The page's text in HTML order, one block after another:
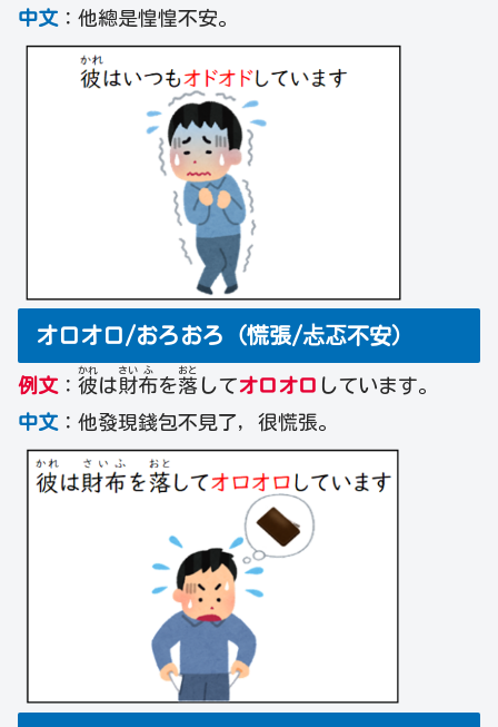
中文 ：他總是惶惶不安。
オロオロ/おろおろ（慌張/忐忑不安）
例文 ： 彼
かれ
は財
さい
布
ふ
を落
おと
してオロオロ しています。
中文 ：他發現錢包不見了, 很慌張。